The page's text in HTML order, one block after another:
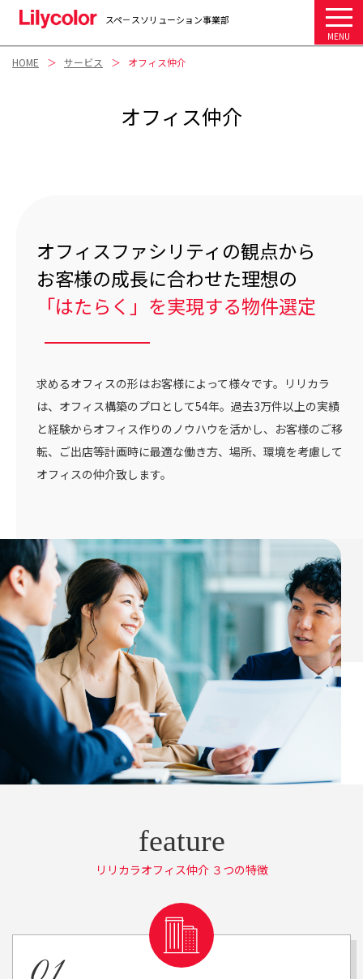
MENU
スペ－スソリューション事業部
HOME サービス オフィス仲介
オフィス仲介
オフィスファシリティの観点から
お客様の成長に合わせた理想の
「はたらく」を実現する物件選定
求めるオフィスの形はお客様によって様々です。リリカラ
は、オフィス構築のプロとして54年。過去3万件以上の実績
と経験からオフィス作りのノウハウを活かし、お客様のご移
転、ご出店等計画時に最適な働き方、場所、環境を考慮して
オフィスの仲介致します。
リリカラオフィス仲介 ３つの特徴